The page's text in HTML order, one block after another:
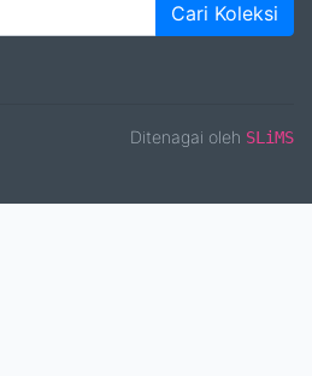
Cari Koleksi
Ditenagai oleh SLiMS